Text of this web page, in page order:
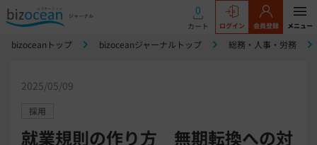
0
カート ログイン 会員登録 メニュー
bizoceanトップ bizoceanジャーナルトップ 総務・人事・労務
2025/05/09
採用
就業規則の作り方 無期転換への対